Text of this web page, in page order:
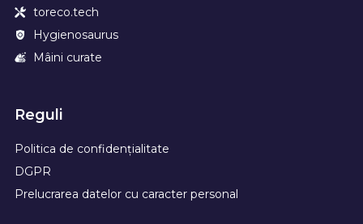
toreco.tech
Hygienosaurus
Mâini curate
Reguli
Politica de confidențialitate
DGPR
Prelucrarea datelor cu caracter personal